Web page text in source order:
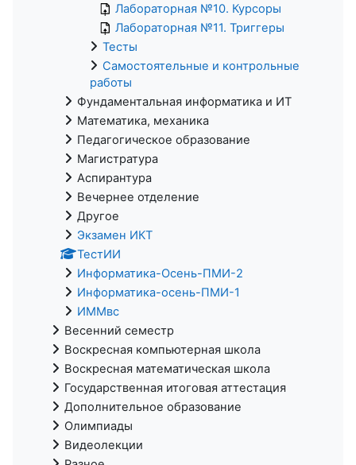
Лабораторная №10. Курсоры
Лабораторная №11. Триггеры
Тесты
Самостоятельные и контрольные
работы
Фундаментальная информатика и ИТ
Математика, механика
Педагогическое образование
Магистратура
Аспирантура
Вечернее отделение
Другое
Экзамен ИКТ
ТестИИ
Информатика-Осень-ПМИ-2
Информатика-осень-ПМИ-1
ИММвс
Весенний семестр
Воскресная компьютерная школа
Воскресная математическая школа
Государственная итоговая аттестация
Дополнительное образование
Олимпиады
Видеолекции